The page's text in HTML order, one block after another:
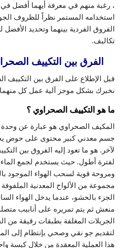
، رغبة منهم في معرفة أيهما أفضل في
استخدامه المستمر نظراً للظروف
الفروق الفردية بينهما وتحديد
تكاليف.
الفرق بين التكييف
قبل الإطلاع على الفرق بين التكييف
نخبرك بشكل موجز آلية عمل كل
ما هو التكييف الصحراوي ؟
المكيف الصحراوي هو عبارة عن وحدة
جسم معدني كبير محتوى على حوض
لآخر. هو ما تعود إليه الفروق بين
لفترة أطول. حيث يستخدم لجمع الماء
ومروحة قوية لسحب الهواء الموجود
مجموعة من الألواح المعدنية
الجزء بالحشو، عندما يدخل الهواء
منعش ثم يتم تمريره على أنابيب
الجريلات المغلفة بطبقات رقيقة من
لتقديم جو نقي وصحي بإنتظام إلى
هذا العملية المعقدة من خلال كبسة